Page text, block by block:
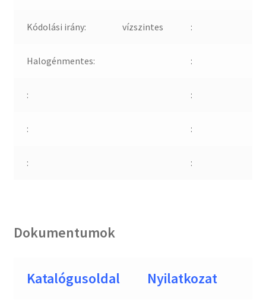
Kódolási irány: vízszintes :
Halogénmentes: :
: :
: :
: :
Dokumentumok
Katalógusoldal Nyilatkozat